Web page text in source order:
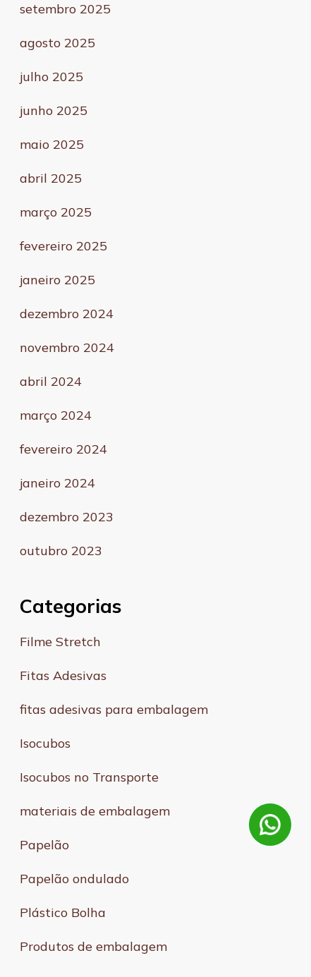
setembro 2025
agosto 2025
julho 2025
junho 2025
maio 2025
abril 2025
março 2025
fevereiro 2025
janeiro 2025
dezembro 2024
novembro 2024
abril 2024
março 2024
fevereiro 2024
janeiro 2024
dezembro 2023
outubro 2023
Categorias
Filme Stretch
Fitas Adesivas
fitas adesivas para embalagem
Isocubos
Isocubos no Transporte
materiais de embalagem
Papelão
Papelão ondulado
Plástico Bolha
Produtos de embalagem